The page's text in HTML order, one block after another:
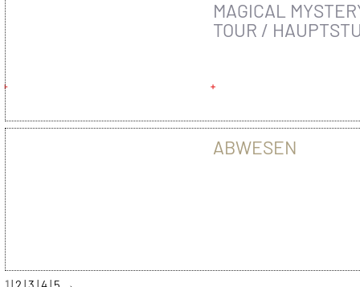
MAGICAL
TOUR /
ABWESEN